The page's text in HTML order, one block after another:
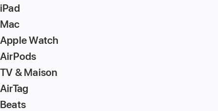
iPad
Mac
Apple Watch
AirPods
TV & Maison
AirTag
Beats